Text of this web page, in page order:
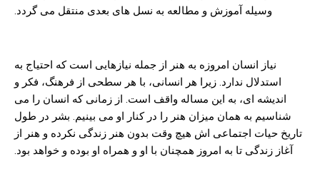
وسیله آموزش و مطالعه به نسل های بعدی منتقل می گردد.
نیاز انسان امروزه به هنر از جمله نیازهایی است که احتیاج به
استدلال ندارد. زیرا هر انسانی، با هر سطحی از فرهنگ، فکر و
اندیشه ای، به این مساله واقف است. از زمانی که انسان را می
شناسیم به همان میزان هنر را در کنار او می بینیم. بشر در طول
تاریخ حیات اجتماعی اش هیچ وقت بدون هنر زندگی نکرده و هنر از
آغاز زندگی تا به امروز همچنان با او و همراه او بوده و خواهد بود.